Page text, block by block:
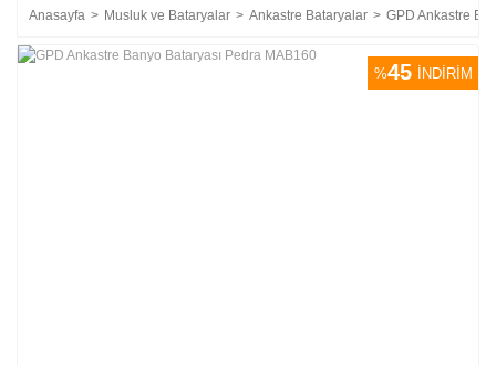
Anasayfa Musluk ve Bataryalar Ankastre Bataryalar GPD Ankastre
%45 İNDİRİM